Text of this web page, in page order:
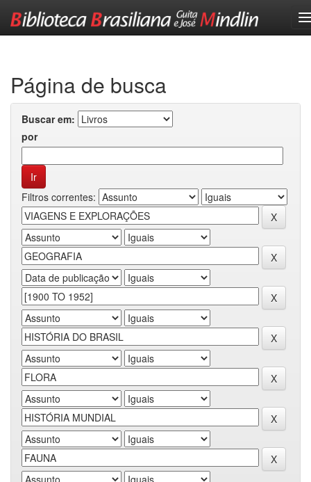
Página de busca
Buscar em:
por
Filtros correntes: